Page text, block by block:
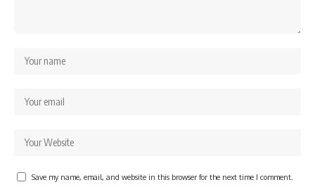
Save my name, email, and website in this browser for the next time I comment.